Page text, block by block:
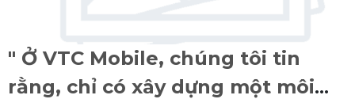
" Ở VTC Mobile, chúng tôi tin
rằng, chỉ có xây dựng một môi